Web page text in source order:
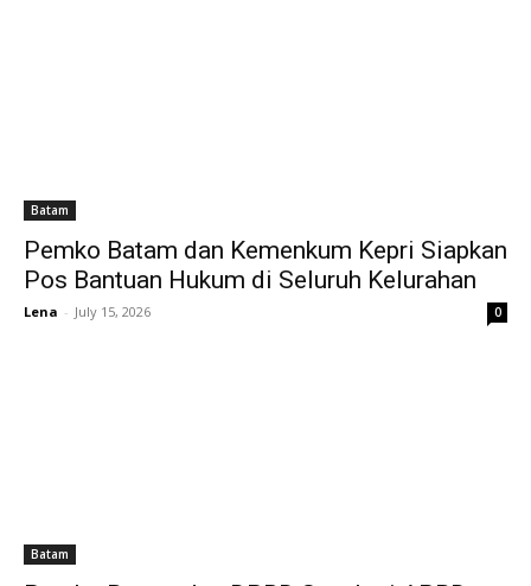
Batam
Pemko Batam dan Kemenkum Kepri Siapkan
Pos Bantuan Hukum di Seluruh Kelurahan
Lena - July 15, 2026 0
Batam